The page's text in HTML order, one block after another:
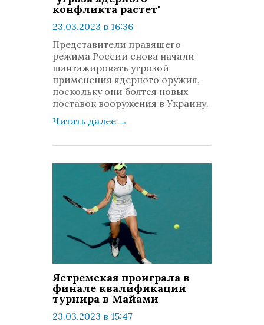
конфликта растет"
23.03.2023 в 16:36
комментариев: 0
Представители правящего
режима России снова начали
шантажировать угрозой
применения ядерного оружия,
поскольку они боятся новых
поставок вооружения в Украину.
Читать далее →
Ястремская проиграла в
финале квалификации
турнира в Майами
23.03.2023 в 15:47